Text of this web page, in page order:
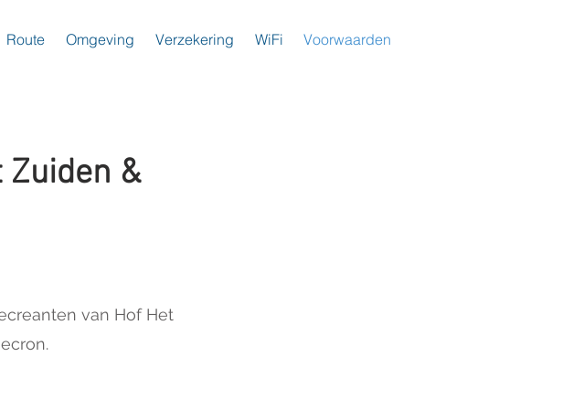
Route Omgeving Verzekering WiFi Voorwaarden
&
van Hof Het